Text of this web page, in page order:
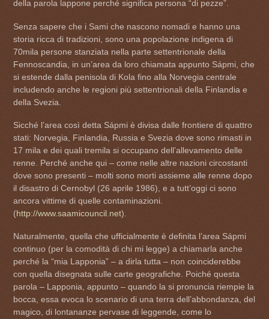
della parola lappone perché significa persona “di pezze”.
Senza sapere che i Sami che nascono nomadi e hanno una
storia ricca di tradizioni, sono una popolazione indigena di
70mila persone stanziata nella parte settentrionale della
Fennoscandia, in un’area da loro chiamata appunto Sápmi, che
si estende dalla penisola di Kola fino alla Norvegia centrale
includendo anche le regioni più settentrionali della Finlandia e
della Svezia.
Sicché l’area così detta Sápmi è divisa dalle frontiere di quattro
stati: Norvegia, Finlandia, Russia e Svezia dove sono rimasti in
17 mila e dei quali tremila si occupano dell’allevamento delle
renne. Perché anche qui – come nelle altre nazioni circostanti
dove sono presenti – molti sono morti assieme alle renne dopo
il disastro di Cernobyl (26 aprile 1986), e a tutt’oggi ci sono
ancora vittime di quelle contaminazioni.
(http://www.saamicouncil.net).
Naturalmente, quella che ufficialmente è definita l’area Sápmi
continuo (per la comodità di chi mi legge) a chiamarla anche
perché la “mia Lapponia” – a dirla tutta – non coinciderebbe
con quella disegnata sulle carte geografiche. Poiché questa
parola – Lapponia, appunto – quando la si pronuncia riempie la
bocca, essa evoca lo scenario di una terra dell’abbondanza, del
magico, di lontananze pervase di leggende, come lo